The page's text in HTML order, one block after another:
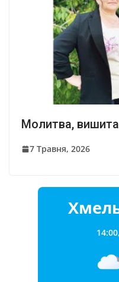
Молитва,
7 Травня, 2026
14:00,